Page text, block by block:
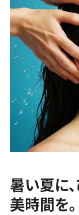
暑い夏に
美時間を。